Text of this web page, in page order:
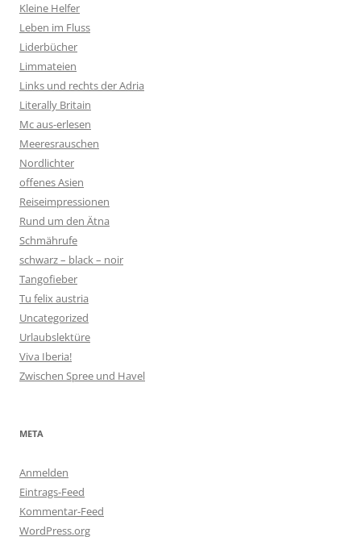
Kleine Helfer
Leben im Fluss
Liderbücher
Limmateien
Links und rechts der Adria
Literally Britain
Mc aus-erlesen
Meeresrauschen
Nordlichter
offenes Asien
Reiseimpressionen
Rund um den Ätna
Schmährufe
schwarz – black – noir
Tangofieber
Tu felix austria
Uncategorized
Urlaubslektüre
Viva Iberia!
Zwischen Spree und Havel
META
Anmelden
Eintrags-Feed
Kommentar-Feed
WordPress.org